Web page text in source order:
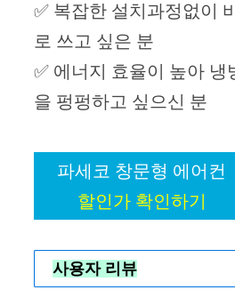
✅ 복잡한 설치과정없이
로 쓰고 싶은 분
✅ 에너지 효율이 높아 냉
을 펑펑하고 싶으신 분
파세코 창문형 에어컨
할인가 확인하기
사용자 리뷰